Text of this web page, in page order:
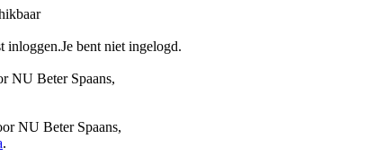
inloggen.Je bent niet ingelogd.
NU Beter Spaans,
NU Beter Spaans,
.